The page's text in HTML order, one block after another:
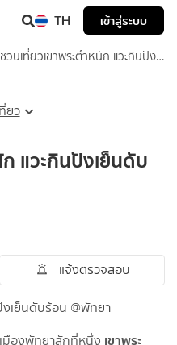
TH เข้าสู่ระบบ
ชวนเที่ยวเขาพระตำหนัก แวะกินปัง
ยว
แวะกินปังเย็นดับ
แจ้งตรวจสอบ
มืองพัทยาสักที่หนึ่ง เขาพระ